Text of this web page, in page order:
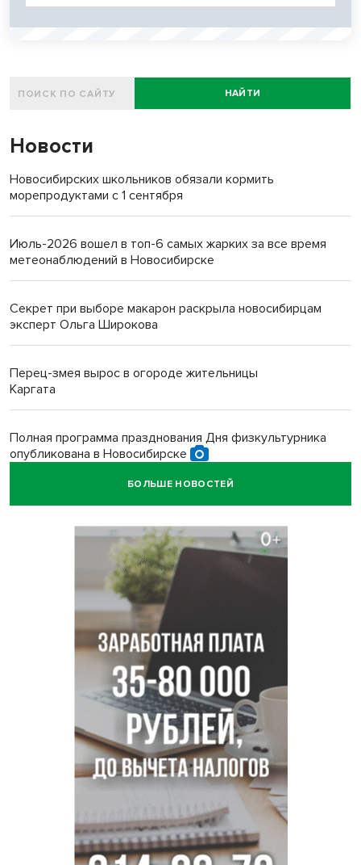
НАЙТИ
Новости
Новосибирских школьников обязали кормить
морепродуктами с 1 сентября
Июль-2026 вошел в топ-6 самых жарких за все время
метеонаблюдений в Новосибирске
Секрет при выборе макарон раскрыла новосибирцам
эксперт Ольга Широкова
Перец-змея вырос в огороде жительницы
Каргата
Полная программа празднования Дня физкультурника
опубликована в Новосибирске
Прогноз погоды на 8-9 августа в Новосибирске сделали
Площадки для контроля перегруза начали строить на
въездах в Новосибирск
Дольщики долгостроя на Титова в Новосибирске
получили ключи от квартир
Доля рыночной ипотеки в России превысила 50% по
итогам июля 2026 года
БОЛЬШЕ НОВОСТЕЙ